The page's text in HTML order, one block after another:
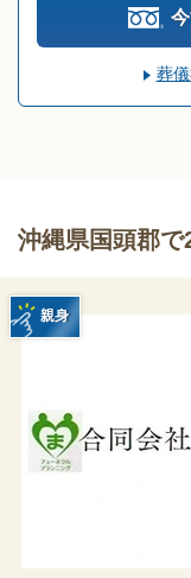
葬
沖縄県国頭郡
親身